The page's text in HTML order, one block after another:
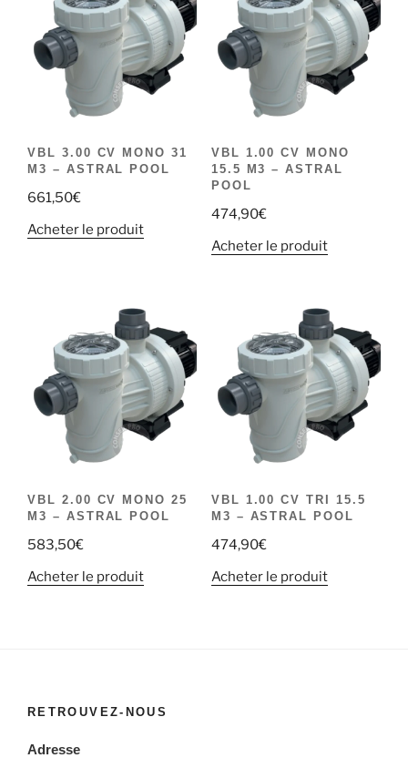
VBL 3.00 CV MONO 31
M3 – ASTRAL POOL
661,50€
Acheter le produit
VBL 1.00 CV MONO
15.5 M3 – ASTRAL
POOL
474,90€
Acheter le produit
VBL 2.00 CV MONO 25
M3 – ASTRAL POOL
583,50€
Acheter le produit
VBL 1.00 CV TRI 15.5
M3 – ASTRAL POOL
474,90€
Acheter le produit
RETROUVEZ-NOUS
Adresse